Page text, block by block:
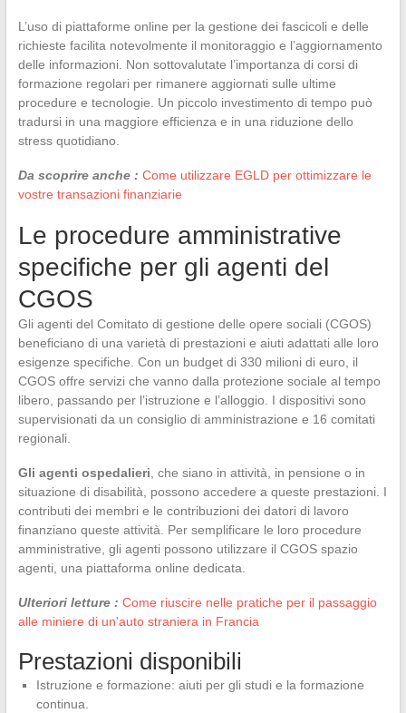
L’uso di piattaforme online per la gestione dei fascicoli e delle
richieste facilita notevolmente il monitoraggio e l’aggiornamento
delle informazioni. Non sottovalutate l’importanza di corsi di
formazione regolari per rimanere aggiornati sulle ultime
procedure e tecnologie. Un piccolo investimento di tempo può
tradursi in una maggiore efficienza e in una riduzione dello
stress quotidiano.
Da scoprire anche : Come utilizzare EGLD per ottimizzare le
vostre transazioni finanziarie
Le procedure amministrative
specifiche per gli agenti del
CGOS
Gli agenti del Comitato di gestione delle opere sociali (CGOS)
beneficiano di una varietà di prestazioni e aiuti adattati alle loro
esigenze specifiche. Con un budget di 330 milioni di euro, il
CGOS offre servizi che vanno dalla protezione sociale al tempo
libero, passando per l’istruzione e l’alloggio. I dispositivi sono
supervisionati da un consiglio di amministrazione e 16 comitati
regionali.
Gli agenti ospedalieri , che siano in attività, in pensione o in
situazione di disabilità, possono accedere a queste prestazioni. I
contributi dei membri e le contribuzioni dei datori di lavoro
finanziano queste attività. Per semplificare le loro procedure
amministrative, gli agenti possono utilizzare il CGOS spazio
agenti, una piattaforma online dedicata.
Ulteriori letture : Come riuscire nelle pratiche per il passaggio
alle miniere di un'auto straniera in Francia
Prestazioni disponibili
Istruzione e formazione: aiuti per gli studi e la formazione
continua.